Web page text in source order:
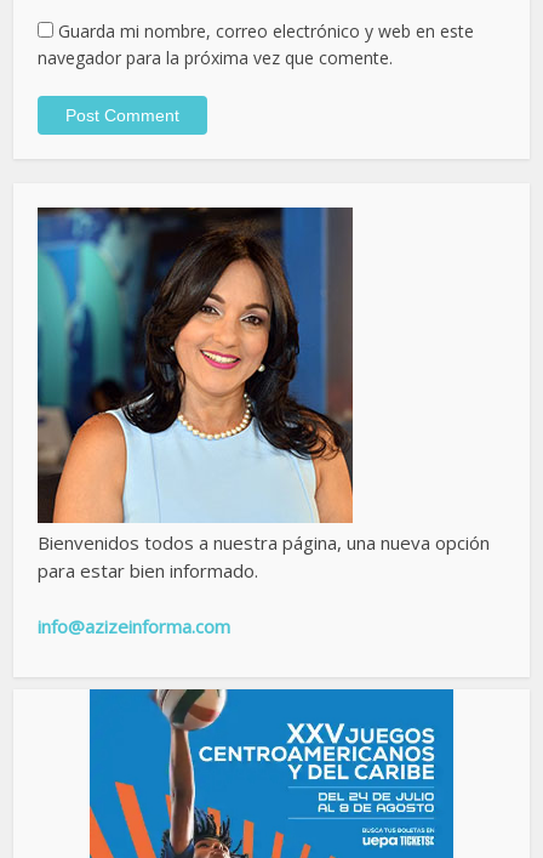
Guarda mi nombre, correo electrónico y web en este
navegador para la próxima vez que comente.
Bienvenidos todos a nuestra página, una nueva opción
para estar bien informado.
info@azizeinforma.com